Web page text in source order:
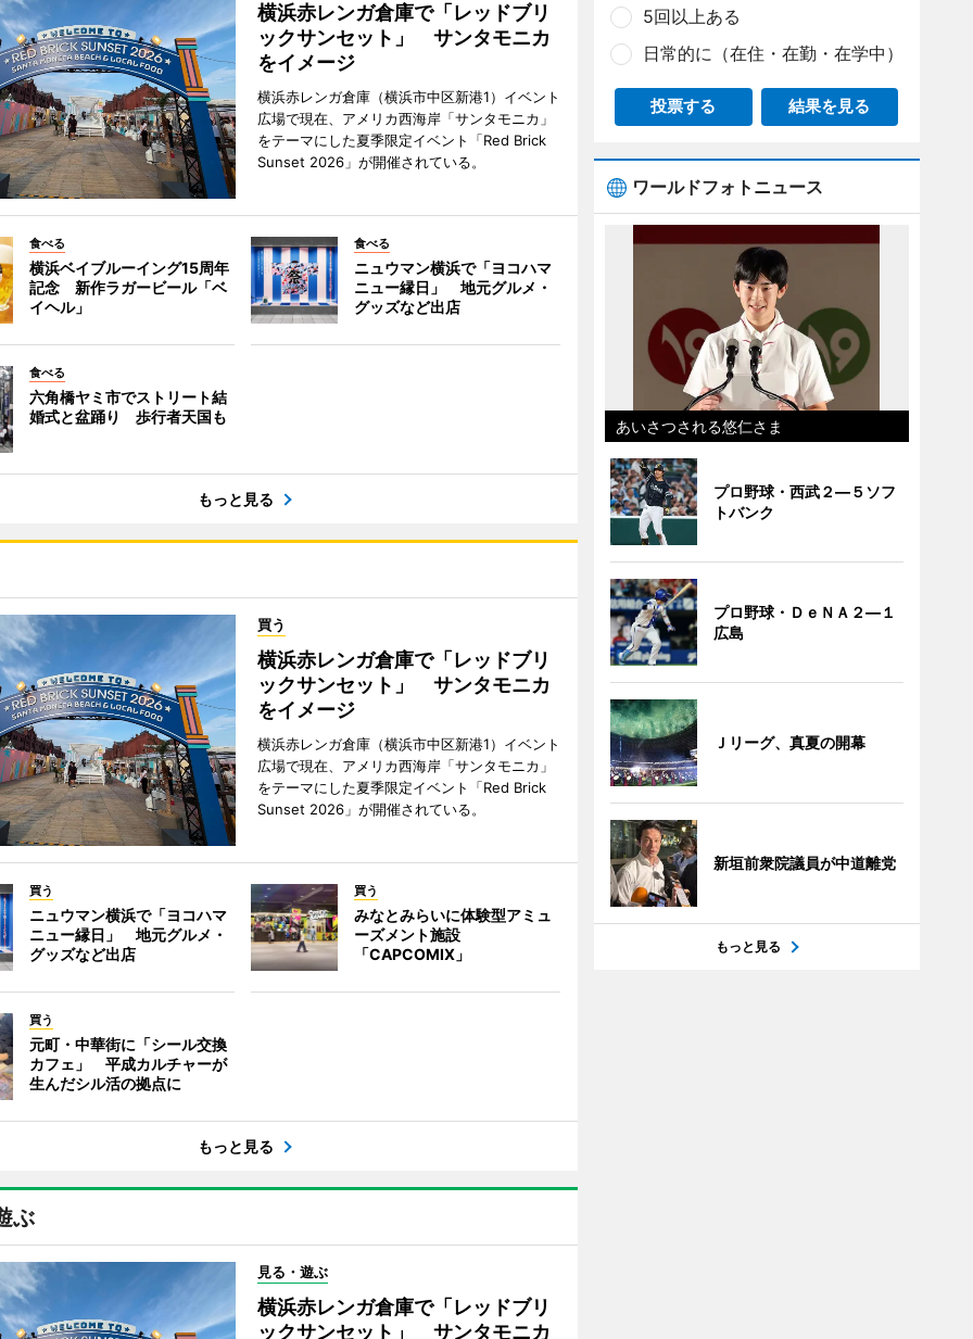
横浜赤レンガ倉庫で「レッドブリ
ックサンセット」 サンタモニカ
をイメージ
横浜赤レンガ倉庫（横浜市中区新港1）イベント
広場で現在、アメリカ西海岸「サンタモニカ」
をテーマにした夏季限定イベント「Red Brick
Sunset 2026」が開催されている。
食べる
横浜ベイブルーイング15周年
記念 新作ラガービール「ベ
イヘル」
食べる
ニュウマン横浜で「ヨコハマ
ニュー縁日」 地元グルメ・
グッズなど出店
食べる
六角橋ヤミ市でストリート結
婚式と盆踊り 歩行者天国も
もっと見る
買う
横浜赤レンガ倉庫で「レッドブリ
ックサンセット」 サンタモニカ
をイメージ
横浜赤レンガ倉庫（横浜市中区新港1）イベント
広場で現在、アメリカ西海岸「サンタモニカ」
をテーマにした夏季限定イベント「Red Brick
Sunset 2026」が開催されている。
買う
ニュウマン横浜で「ヨコハマ
ニュー縁日」 地元グルメ・
グッズなど出店
買う
みなとみらいに体験型アミュ
ーズメント施設
「CAPCOMIX」
買う
元町・中華街に「シール交換
カフェ」 平成カルチャーが
生んだシル活の拠点に
もっと見る
ぶ
見る・遊ぶ
横浜赤レンガ倉庫で「レッドブリ
ックサンセット」 サンタモニカ
5回以上ある
日常的に（在住・在勤・在学中）
投票する 結果を見る
ワールドフォトニュース
あいさつされる悠仁さま
プロ野球・西武２―５ソフ
トバンク
プロ野球・ＤｅＮＡ２―１
広島
Ｊリーグ、真夏の開幕
新垣前衆院議員が中道離党
もっと見る